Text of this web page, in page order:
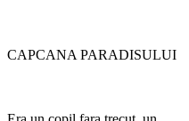
CAPCANA PARADISULUI